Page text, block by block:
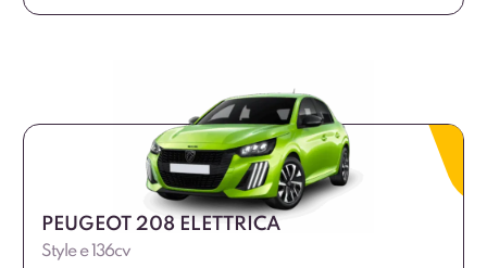
PEUGEOT 208 ELETTRICA
Style e 136cv